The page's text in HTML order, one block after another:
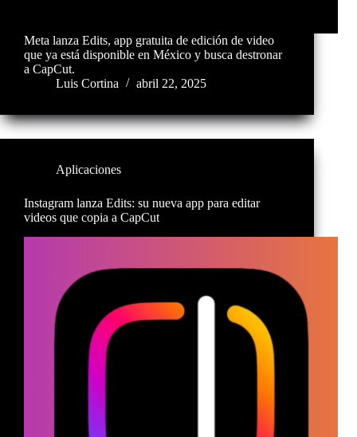
Meta lanza Edits, app gratuita de edición de video
que ya está disponible en México y busca destronar
a CapCut.
Luis Cortina
abril 22, 2025
Aplicaciones
Instagram lanza Edits: su nueva app para editar
videos que copia a CapCut